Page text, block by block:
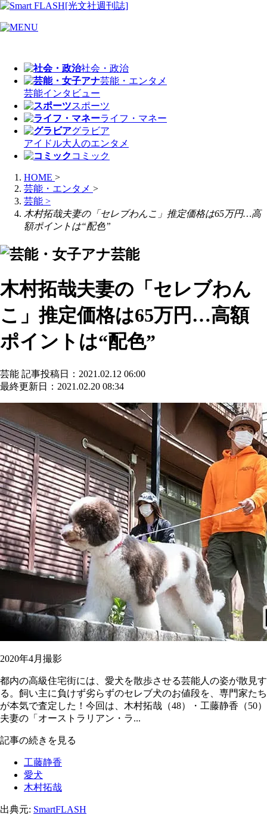
社会・政治
芸能・エンタメ
芸能インタビュー
スポーツ
ライフ・マネー
グラビア
アイドル大人のエンタメ
コミック
HOME >
芸能・エンタメ >
芸能 >
木村拓哉夫妻の「セレブわんこ」推定価格は65万円…高
額ポイントは“配色”
芸能
木村拓哉夫妻の「セレブわん
こ」推定価格は65万円…高額
ポイントは“配色”
芸能 記事投稿日：2021.02.12 06:00
最終更新日：2021.02.20 08:34
2020年4月撮影
都内の高級住宅街には、愛犬を散歩させる芸能人の姿が散見す
る。飼い主に負けず劣らずのセレブ犬のお値段を、専門家たち
が本気で査定した！今回は、木村拓哉（48）・工藤静香（50）
夫妻の「オーストラリアン・ラ...
記事の続きを見る
工藤静香
愛犬
木村拓哉
出典元: SmartFLASH